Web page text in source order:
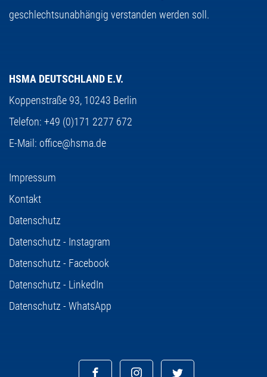
geschlechtsunabhängig verstanden werden soll.
HSMA DEUTSCHLAND E.V.
Koppenstraße 93, 10243 Berlin
Telefon: +49 (0)171 2277 672
E-Mail: office@hsma.de
Impressum
Kontakt
Datenschutz
Datenschutz - Instagram
Datenschutz - Facebook
Datenschutz - LinkedIn
Datenschutz - WhatsApp